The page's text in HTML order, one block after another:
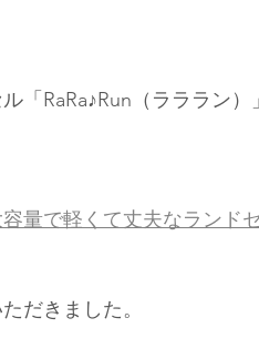
「RaRa♪Run（ラララン）
量で軽くて丈夫なランド
だきました。